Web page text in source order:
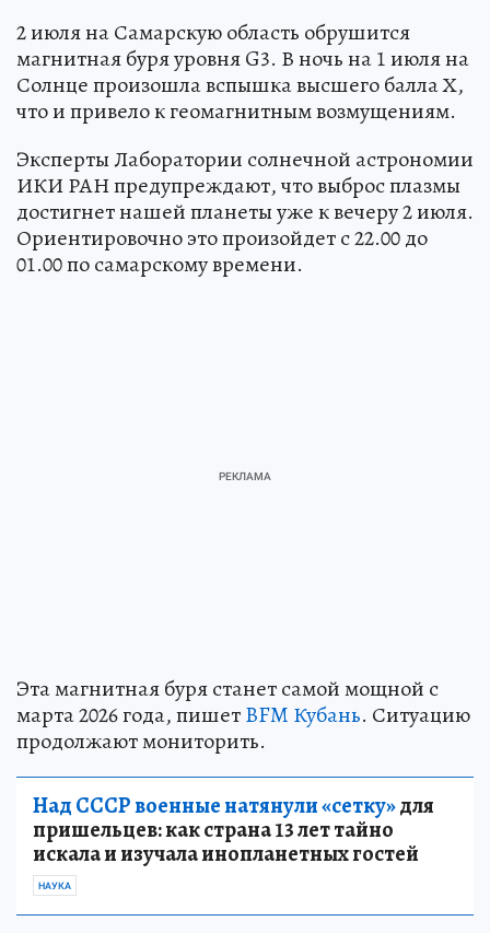
2 июля на Самарскую область обрушится
магнитная буря уровня G3. В ночь на 1 июля на
Солнце произошла вспышка высшего балла Х,
что и привело к геомагнитным возмущениям.
Эксперты Лаборатории солнечной астрономии
ИКИ РАН предупреждают, что выброс плазмы
достигнет нашей планеты уже к вечеру 2 июля.
Ориентировочно это произойдет с 22.00 до
01.00 по самарскому времени.
Эта магнитная буря станет самой мощной с
марта 2026 года, пишетBFM Кубань. Ситуацию
продолжают мониторить.
Над СССР военные натянули «сетку»для
пришельцев: как страна 13 лет тайно
искала и изучала инопланетных гостей
НАУКА